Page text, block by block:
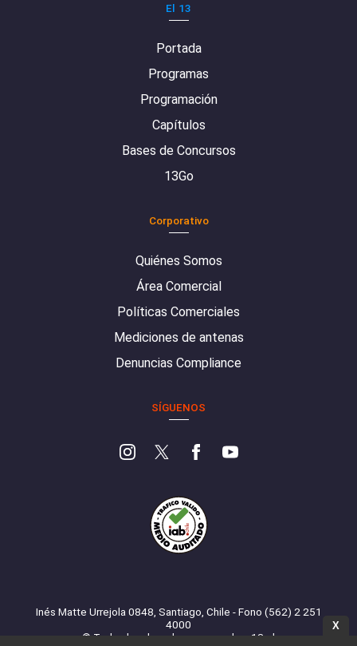
El 13
Portada
Programas
Programación
Capítulos
Bases de Concursos
13Go
Corporativo
Quiénes Somos
Área Comercial
Políticas Comerciales
Mediciones de antenas
Denuncias Compliance
SÍGUENOS
Inés Matte Urrejola 0848, Santiago, Chile - Fono (562) 2 251
4000
© Todos los derechos reservados. 13.cl
X